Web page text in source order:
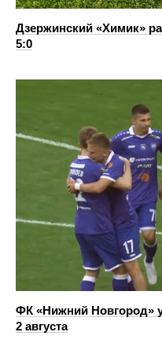
Дзержинский «Химик»
5:0
ФК «Нижний Новгород»
2 августа